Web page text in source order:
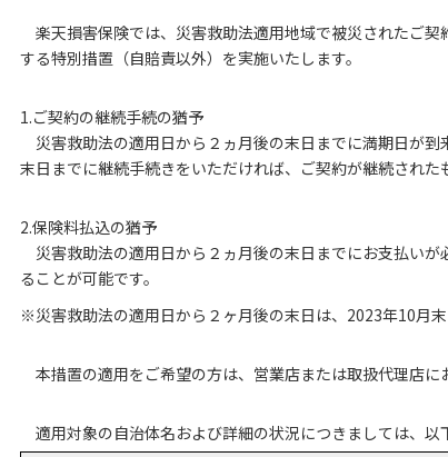
楽天損害保険では、災害救助法適用地域で被災されたご
する特別措置（自賠責以外）を実施いたします。
1.ご契約の継続手続の猶予
災害救助法の適用日から２ヵ月後の末日までに満期日が
末日までに継続手続きをいただければ、ご契約が継続された
2.保険料払込の猶予
災害救助法の適用日から２ヵ月後の末日までにお支払い
ることが可能です。
※災害救助法の適用日から２ヶ月後の末日は、2023年10月末
本措置の適用をご希望の方は、営業店または取扱代理店に
適用対象の自治体名および詳細の状況につきましては、以